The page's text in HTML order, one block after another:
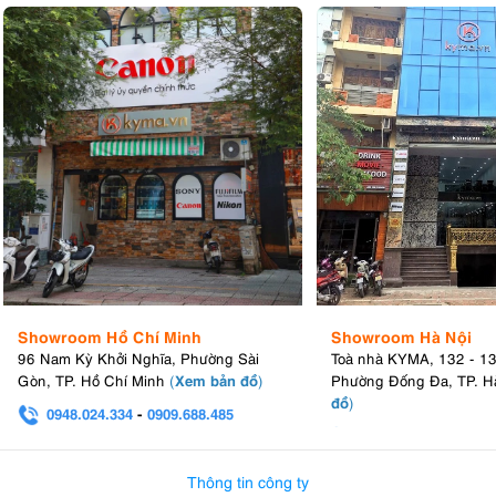
Showroom Hồ Chí Minh
96 Nam Kỳ Khởi Nghĩa, Phường Sài
Gòn, TP. Hồ Chí Minh (Xem bản đồ)
0948.024.334 - 0909.688.485
Showroom Hà Nội
Toà nhà KYMA, 132 -
Phường Đống Đa, TP.
đồ)
Thông tin công ty